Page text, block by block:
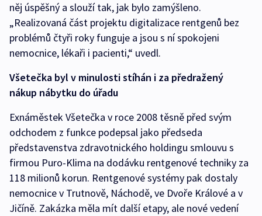
něj úspěšný a slouží tak, jak bylo zamýšleno.
„Realizovaná část projektu digitalizace rentgenů bez
problémů čtyři roky funguje a jsou s ní spokojeni
nemocnice, lékaři i pacienti,“ uvedl.
Všetečka byl v minulosti stíhán i za předražený
nákup nábytku do úřadu
Exnáměstek Všetečka v roce 2008 těsně před svým
odchodem z funkce podepsal jako předseda
představenstva zdravotnického holdingu smlouvu s
firmou Puro-Klima na dodávku rentgenové techniky za
118 milionů korun. Rentgenové systémy pak dostaly
nemocnice v Trutnově, Náchodě, ve Dvoře Králové a v
Jičíně. Zakázka měla mít další etapy, ale nové vedení